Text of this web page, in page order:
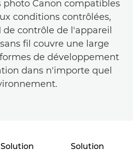
photo Canon compatibles
conditions contrôlées,
contrôle de l'appareil
fil couvre une large
de développement
dans n'importe quel
Solution
Solution